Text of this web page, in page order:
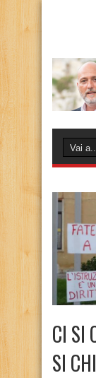
CI SI
SI